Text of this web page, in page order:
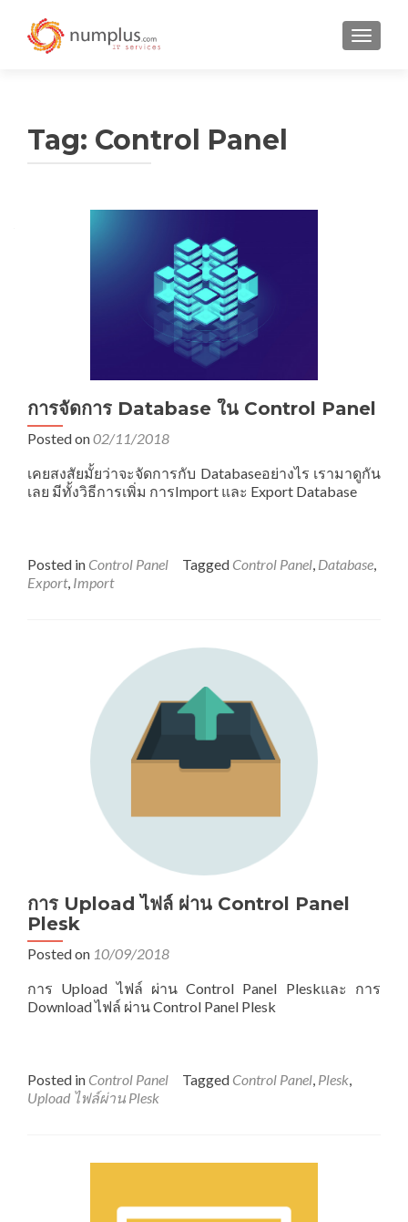
Tag: Control Panel
การจัดการ Database ใน Control Panel
Posted on02/11/2018
เคยสงสัยมั้ยว่าจะจัดการกับ Databaseอย่างไร เรามาดูกัน
เลย มีทั้งวิธีการเพิ่ม การImport และ Export Database
Posted in Control Panel Tagged Control Panel, Database,
Export, Import
การ Upload ไฟล์ ผ่าน Control Panel
Plesk
Posted on 10/09/2018
การ Upload ไฟล์ ผ่าน Control Panel Pleskและ การ
Download ไฟล์ ผ่าน Control Panel Plesk
Posted in Control Panel Tagged Control Panel, Plesk,
Upload ไฟล์ผ่าน Plesk